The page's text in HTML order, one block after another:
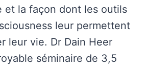
et la façon dont les outils
leur permettent
leur vie. Dr Dain Heer
séminaire de 3,5